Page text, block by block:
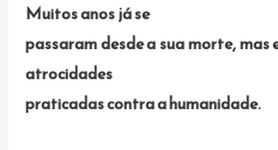
Muitos anos já se
passaram desde a sua morte,
atrocidades
praticadas contra a humanidade.